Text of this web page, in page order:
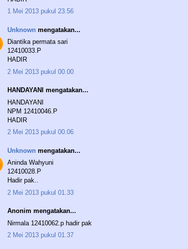
1 Mei 2013 pukul 23.56
Unknown mengatakan...
Diantika permata sari
12410033.P
HADIR
2 Mei 2013 pukul 00.00
HANDAYANI mengatakan...
HANDAYANI
NPM 12410046.P
HADIR
2 Mei 2013 pukul 00.06
Unknown mengatakan...
Aninda Wahyuni
12410028.P
Hadir pak..
2 Mei 2013 pukul 01.33
Anonim mengatakan...
Nirmala 12410062.p hadir pak
2 Mei 2013 pukul 01.37